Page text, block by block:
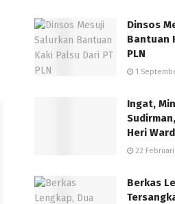
Dinsos
Bantuan
PLN
1
Ingat,
Heri
22
Berkas